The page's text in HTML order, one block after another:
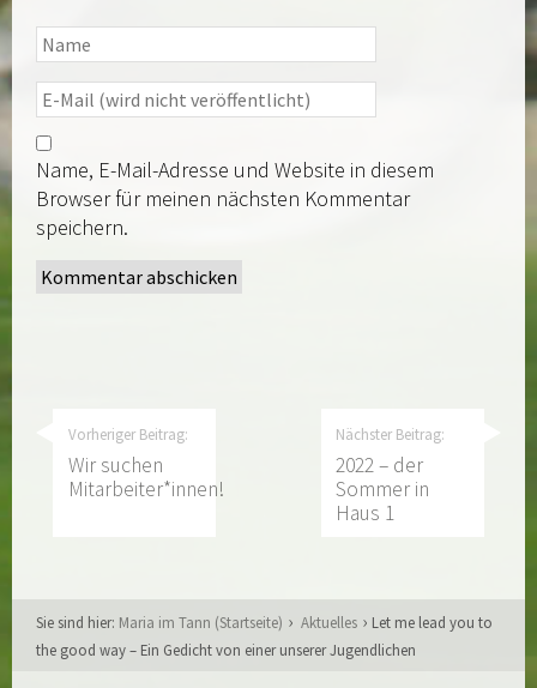
Name, E-Mail-Adresse und Website in diesem
Browser für meinen nächsten Kommentar
speichern.
Vorheriger Beitrag:
Wir suchen
Mitarbeiter*innen!
Nächster Beitrag:
2022 – der
Sommer in
Haus 1
Sie sind hier: Maria im Tann (Startseite) Aktuelles
Let me lead you to
the good way – Ein Gedicht von einer unserer Jugendlichen